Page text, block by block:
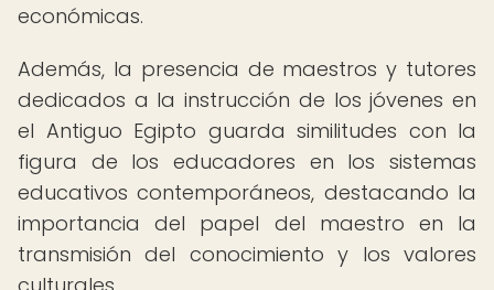
económicas.
Además, la presencia de maestros y tutores
dedicados a la instrucción de los jóvenes en
el Antiguo Egipto guarda similitudes con la
figura de los educadores en los sistemas
educativos contemporáneos, destacando la
importancia del papel del maestro en la
transmisión del conocimiento y los valores